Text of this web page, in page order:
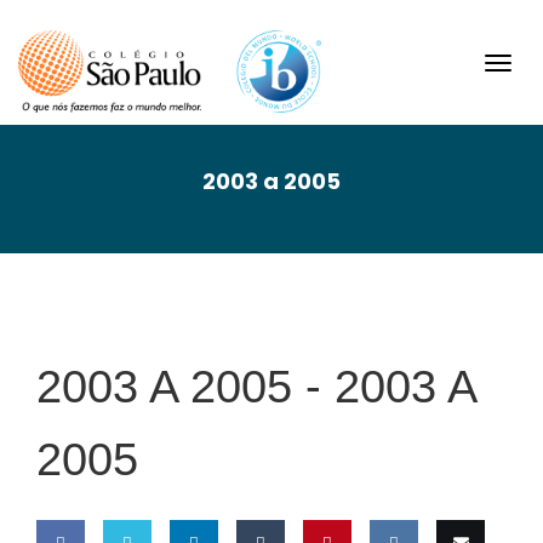
2003 a 2005
2003 A 2005 - 2003 A
2005